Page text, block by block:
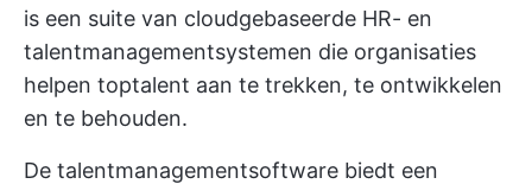
is een suite van cloudgebaseerde HR- en
talentmanagementsystemen die organisaties
helpen toptalent aan te trekken, te ontwikkelen
en te behouden.
De talentmanagementsoftware biedt een